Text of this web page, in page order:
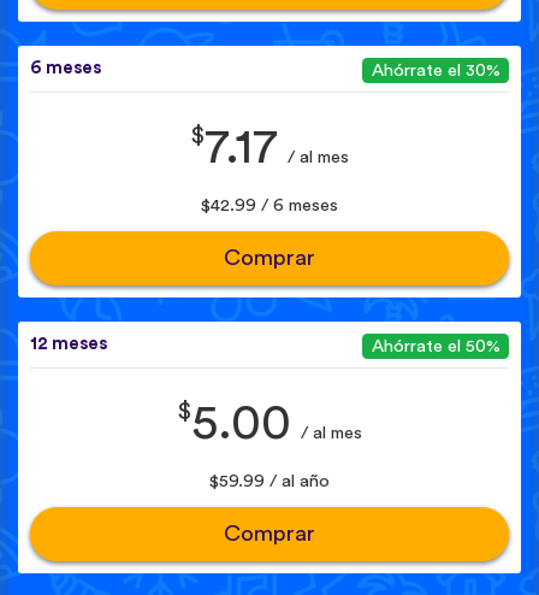
6 meses Ahórrate el 30%
$7.17 / al mes
$42.99 / 6 meses
Comprar
12 meses Ahórrate el 50%
$5.00 / al mes
$59.99 / al año
Comprar